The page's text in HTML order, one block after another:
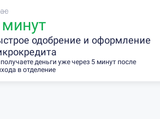
одобрение и оформление
деньги уже через 5 минут после
в отделение